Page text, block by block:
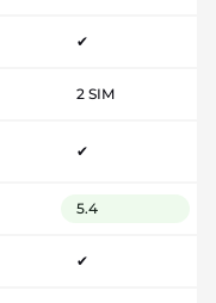
✔
2 SIM
✔
5.4
✔